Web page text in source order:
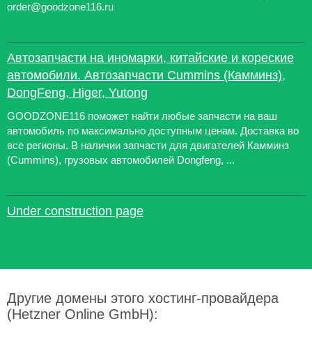
order@goodzone116.ru
Автозапчасти на иномарки, китайские и кореские
автомобили. Автозапчасти Cummins (Камминз),
DongFeng, Higer, Yutong
GOODZONE116 поможет найти любые запчасти на ваш
автомобиль по максимально доступным ценам. Доставка во
все регионы. В наличии запчасти для двигателей Камминз
(Cummins), грузовых автомобилей Dongfeng, ...
Under construction page
Другие домены этого хостинг-провайдера
(Hetzner Online GmbH):